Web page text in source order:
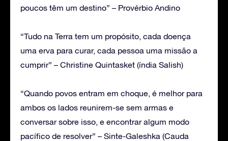
poucos têm um destino” – Provérbio Andino
“Tudo na Terra tem um propósito, cada doença
uma erva para curar, cada pessoa uma missão a
cumprir” – Christine Quintasket (índia Salish)
“Quando povos entram em choque, é melhor para
ambos os lados reunirem-se sem armas e
conversar sobre isso, e encontrar algum modo
pacífico de resolver” – Sinte-Galeshka (Cauda